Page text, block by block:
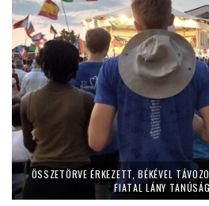
ÖSSZETÖRVE ÉRKEZETT, BÉKÉVEL
FIATAL LÁNY